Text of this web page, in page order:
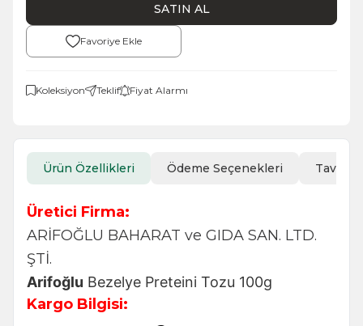
SATIN AL
Favoriye Ekle
Koleksiyon Teklif Fiyat Alarmı
Ürün Özellikleri Ödeme Seçenekleri Tavsiye
Üretici Firma:
ARİFOĞLU BAHARAT ve GIDA SAN. LTD.
ŞTİ.
Arifoğlu Bezelye Preteini Tozu 100g
Kargo Bilgisi: